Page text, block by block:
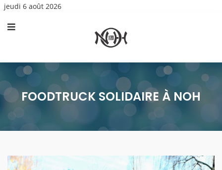
jeudi 6 août 2026
FOODTRUCK SOLIDAIRE À NOH